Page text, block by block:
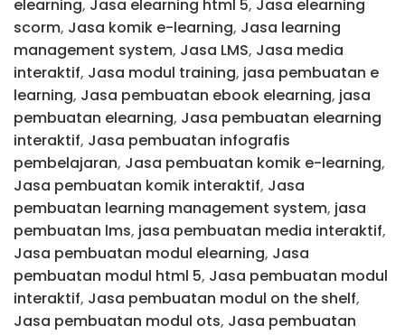
elearning, Jasa elearning html 5, Jasa elearning
scorm, Jasa komik e-learning, Jasa learning
management system, Jasa LMS, Jasa media
interaktif, Jasa modul training, jasa pembuatan e
learning, Jasa pembuatan ebook elearning, jasa
pembuatan elearning, Jasa pembuatan elearning
interaktif, Jasa pembuatan infografis
pembelajaran, Jasa pembuatan komik e-learning,
Jasa pembuatan komik interaktif, Jasa
pembuatan learning management system, jasa
pembuatan lms, jasa pembuatan media interaktif,
Jasa pembuatan modul elearning, Jasa
pembuatan modul html 5, Jasa pembuatan modul
interaktif, Jasa pembuatan modul on the shelf,
Jasa pembuatan modul ots, Jasa pembuatan